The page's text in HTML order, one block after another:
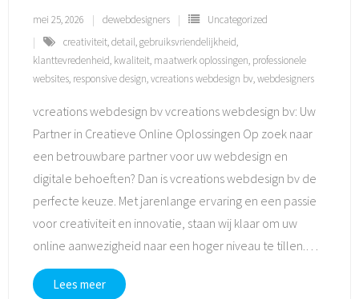
mei 25, 2026 dewebdesigners
Uncategorized
creativiteit,detail,gebruiksvriendelijkheid,
klanttevredenheid, kwaliteit, maatwerk oplossingen, professionele
websites, responsive design,vcreations webdesign bv,webdesigners
vcreations webdesign bv vcreations webdesign bv: Uw
Partner in Creatieve Online Oplossingen Op zoek naar
een betrouwbare partner voor uw webdesign en
digitale behoeften? Dan is vcreations webdesign bv de
perfecte keuze. Met jarenlange ervaring en een passie
voor creativiteit en innovatie, staan wij klaar om uw
online aanwezigheid naar een hoger niveau te tillen.…
Lees meer